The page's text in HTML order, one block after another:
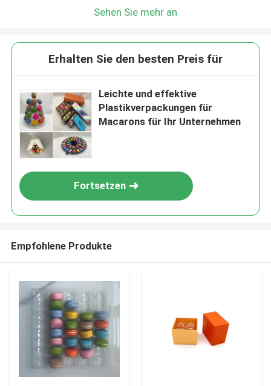
Zu Hause
Sehen Sie mehr an
Erhalten Sie den besten Preis für
Leichte und effektive
Plastikverpackungen für
Macarons für Ihr Unternehmen
Fortsetzen
Empfohlene Produkte